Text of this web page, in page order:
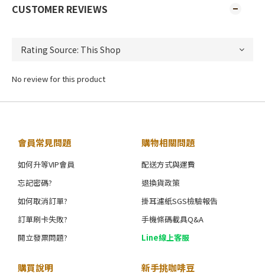
CUSTOMER REVIEWS
No review for this product
會員常見問題
如何升等VIP會員
忘記密碼?
如何取消訂單?
訂單刷卡失敗?
開立發票問題?
購物相關問題
配送方式與運費
退換貨政策
掛耳濾紙SGS檢驗報告
手機條碼載具Q&A
Line線上客服
購買說明 新手挑咖啡豆